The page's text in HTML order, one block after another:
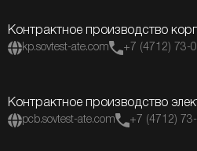
Контрактное производство
kp.sovtest-ate.com +7 (4712) 73-
Контрактное производство
pcb.sovtest-ate.com +7 (4712)